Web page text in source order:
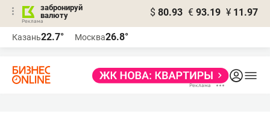
забронируй
валюту
$ 80.93 € 93.19 ¥ 11.97
Казань22.7° Москва26.8°